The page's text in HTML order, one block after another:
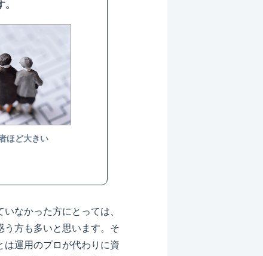
ほど大きい
なかった方にとっては、
う方も多いと思います。そ
は運用のプロが代わりに資